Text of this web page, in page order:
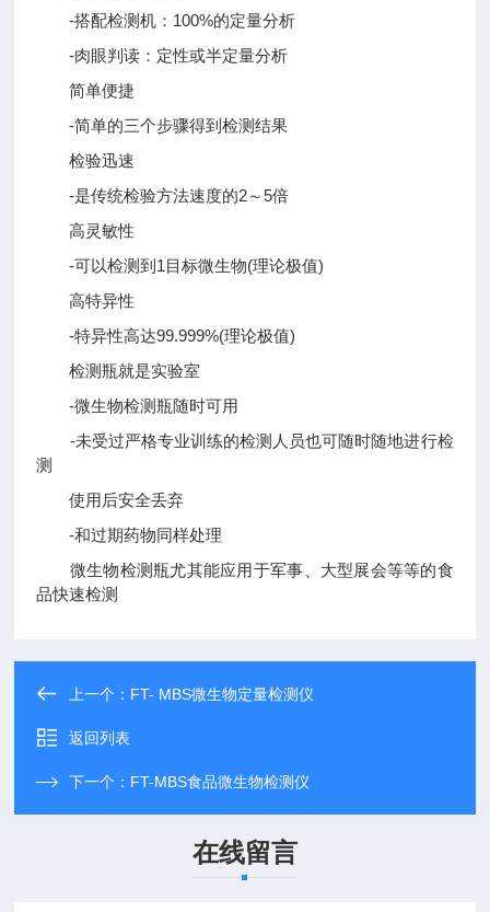
-搭配检测机：100%的定量分析
-肉眼判读：定性或半定量分析
简单便捷
-简单的三个步骤得到检测结果
检验迅速
-是传统检验方法速度的2～5倍
高灵敏性
-可以检测到1目标微生物(理论极值)
高特异性
-特异性高达99.999%(理论极值)
检测瓶就是实验室
-微生物检测瓶随时可用
-未受过严格专业训练的检测人员也可随时随地进行检
测
使用后安全丢弃
-和过期药物同样处理
微生物检测瓶尤其能应用于军事、大型展会等等的食
品快速检测
上一个： FT- MBS微生物定量检测仪
返回列表
下一个： FT-MBS食品微生物检测仪
在线留言